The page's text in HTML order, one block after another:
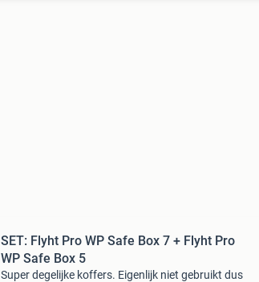
SET: Flyht Pro WP Safe Box 7 + Flyht Pro
WP Safe Box 5
Super degelijke koffers. Eigenlijk niet gebruikt dus